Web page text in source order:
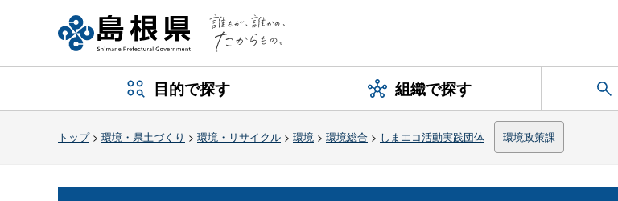
目的で探す 組織で探す
トップ> 環境・県土づくり > 環境・リサイクル > 環境 > 環境総合 > しまエコ活動実践団体 環境政策課